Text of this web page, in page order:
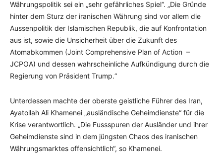
Währungspolitik sei ein „sehr gefährliches Spiel“. „Die Gründe
hinter dem Sturz der iranischen Währung sind vor allem die
Aussenpolitik der Islamischen Republik, die auf Konfrontation
aus ist, sowie die Unsicherheit über die Zukunft des
Atomabkommen (Joint Comprehensive Plan of Action –
JCPOA) und dessen wahrscheinliche Aufkündigung durch die
Regierung von Präsident Trump.“
Unterdessen machte der oberste geistliche Führer des Iran,
Ayatollah Ali Khamenei „ausländische Geheimdienste“ für die
Krise verantwortlich. „Die Fussspuren der Ausländer und ihrer
Geheimdienste sind in dem jüngsten Chaos des iranischen
Währungsmarktes offensichtlich“, so Khamenei.